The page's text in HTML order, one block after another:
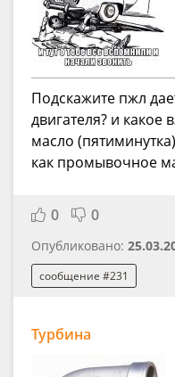
Подскажите пжл
двигателя? и какое
масло
как промывочное
0 0
Опубликовано:
сообщение #231
Турбина